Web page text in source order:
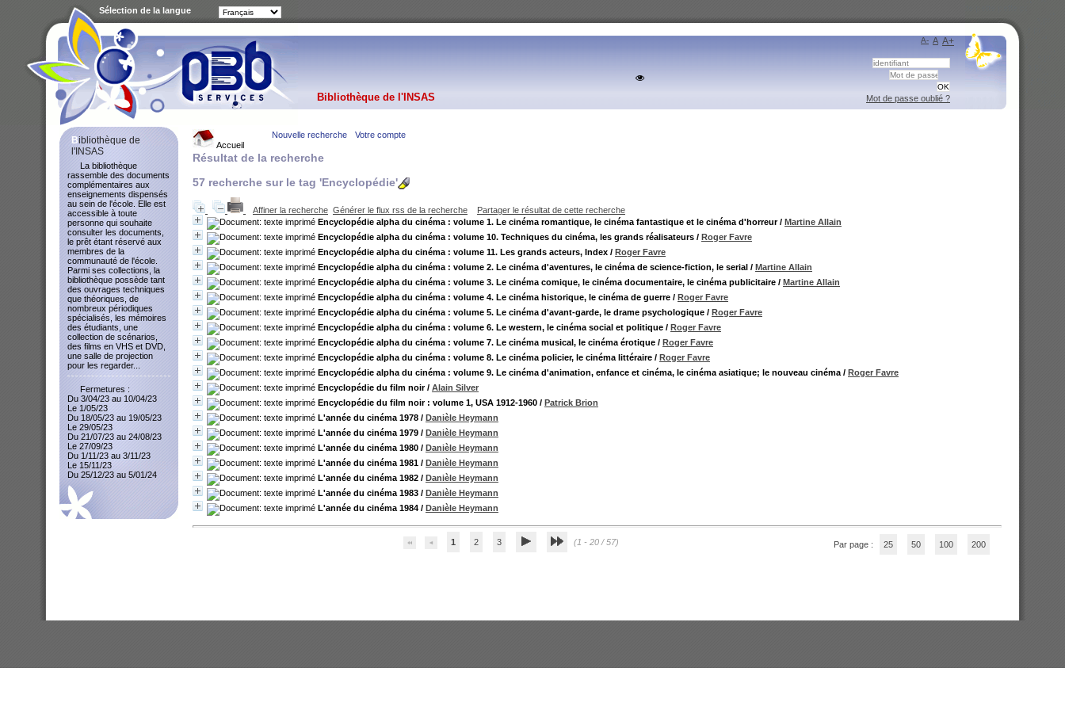
Accueil
Bibliothèque de l'INSAS
Nouvelle recherche Votre compte
Résultat de la recherche
57 recherche sur le tag 'Encyclopédie'
Affiner la recherche Générer le flux rss de la recherche
Partager le résultat de cette recherche
Encyclopédie alpha du cinéma : volume 1. Le cinéma romantique, le cinéma fantastique et le cinéma d'horreur/ Martine Allain
Encyclopédie alpha du cinéma : volume 10. Techniques du cinéma, les grands réalisateurs / Roger Favre
Encyclopédie alpha du cinéma : volume 11. Les grands acteurs, Index / Roger Favre
Encyclopédie alpha du cinéma : volume 2. Le cinéma d'aventures, le cinéma de science-fiction, le serial / Martine Allain
Encyclopédie alpha du cinéma : volume 3. Le cinéma comique, le cinéma documentaire, le cinéma publicitaire / Martine Allain
Encyclopédie alpha du cinéma : volume 4. Le cinéma historique, le cinéma de guerre / Roger Favre
Encyclopédie alpha du cinéma : volume 5. Le cinéma d'avant-garde, le drame psychologique / Roger Favre
Encyclopédie alpha du cinéma : volume 6. Le western, le cinéma social et politique / Roger Favre
Encyclopédie alpha du cinéma : volume 7. Le cinéma musical, le cinéma érotique / Roger Favre
Encyclopédie alpha du cinéma : volume 8. Le cinéma policier, le cinéma littéraire / Roger Favre
Encyclopédie alpha du cinéma : volume 9. Le cinéma d'animation, enfance et cinéma, le cinéma asiatique; le nouveau cinéma / Roger Favre
Encyclopédie du film noir/ Alain Silver
Encyclopédie du film noir : volume 1, USA 1912-1960 / Patrick Brion
L'année du cinéma 1978 / Danièle Heymann
L'année du cinéma 1979 / Danièle Heymann
L'année du cinéma 1980 / Danièle Heymann
L'année du cinéma 1981 / Danièle Heymann
L'année du cinéma 1982 / Danièle Heymann
L'année du cinéma 1983 / Danièle Heymann
L'année du cinéma 1984 / Danièle Heymann
1 2 3 (1 - 20 / 57) Par page : 25 50 100 200
Bibliothèque de
l'INSAS
La bibliothèque
rassemble des documents
complémentaires aux
enseignements dispensés
au sein de l'école. Elle est
accessible à toute
personne qui souhaite
consulter les documents,
le prêt étant réservé aux
membres de la
communauté de l'école.
Parmi ses collections, la
bibliothèque possède tant
des ouvrages techniques
que théoriques, de
nombreux périodiques
spécialisés, les mémoires
des étudiants, une
collection de scénarios,
des films en VHS et DVD,
une salle de projection
pour les regarder...
Fermetures :
Du 3/04/23 au 10/04/23
Le 1/05/23
Du 18/05/23 au 19/05/23
Le 29/05/23
Du 21/07/23 au 24/08/23
Le 27/09/23
Du 1/11/23 au 3/11/23
Le 15/11/23
Du 25/12/23 au 5/01/24
A- A A+
Sélection de la langue
Mot de passe oublié ?